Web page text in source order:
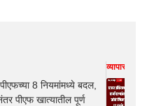
8 नियमांमध्ये बदल,
पीएफ खात्यातील पूर्ण
व्यापार-उद्योग